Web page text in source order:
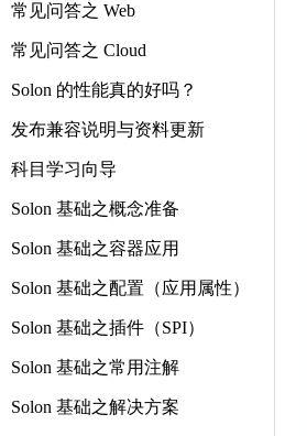
常见问答之 Web
常见问答之 Cloud
Solon 的性能真的好吗？
发布兼容说明与资料更新
科目学习向导
Solon 基础之概念准备
Solon 基础之容器应用
Solon 基础之配置（应用属性）
Solon 基础之插件（SPI）
Solon 基础之常用注解
Solon 基础之解决方案